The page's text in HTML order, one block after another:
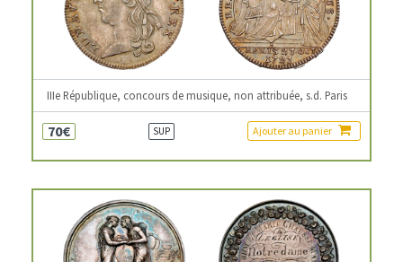
IIIe République, concours de musique, non attribuée, s.d. Paris
70€ SUP Ajouter au panier